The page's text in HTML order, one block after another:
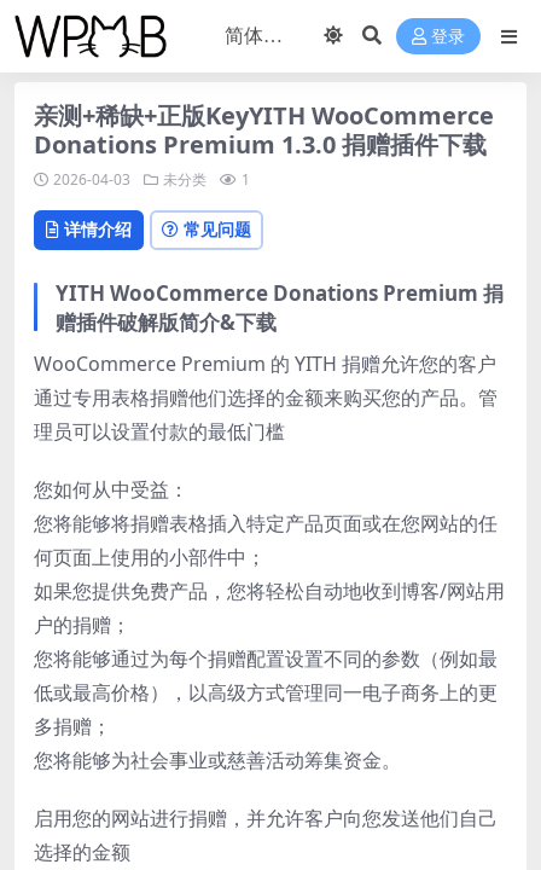
登录
亲测+稀缺+正版KeyYITH WooCommerce
Donations Premium 1.3.0 捐赠插件下载
2026-04-03 未分类 1
详情介绍 常见问题
YITH WooCommerce Donations Premium 捐
赠插件破解版简介&下载
WooCommerce Premium 的 YITH 捐赠允许您的客户
通过专用表格捐赠他们选择的金额来购买您的产品。管
理员可以设置付款的最低门槛
您如何从中受益：
您将能够将捐赠表格插入特定产品页面或在您网站的任
何页面上使用的小部件中；
如果您提供免费产品，您将轻松自动地收到博客/网站用
户的捐赠；
您将能够通过为每个捐赠配置设置不同的参数（例如最
低或最高价格），以高级方式管理同一电子商务上的更
多捐赠；
您将能够为社会事业或慈善活动筹集资金。
启用您的网站进行捐赠，并允许客户向您发送他们自己
选择的金额